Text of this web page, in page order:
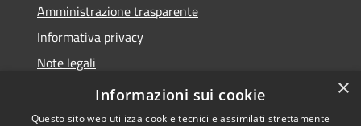
Amministrazione trasparente
Informativa privacy
Note legali
Dichiarazione di accessibilità
×
Informazioni sui cookie
Questo sito web utilizza cookie tecnici e assimilati strettamente